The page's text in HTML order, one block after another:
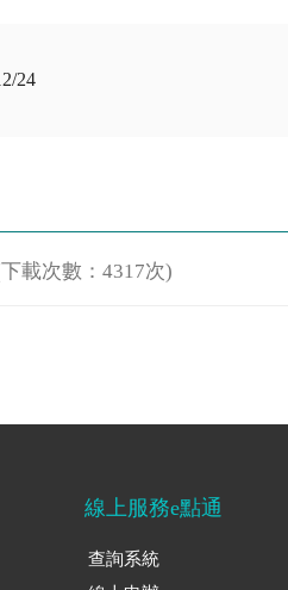
24
載次數：4317次)
線上服務e點通
查詢系統